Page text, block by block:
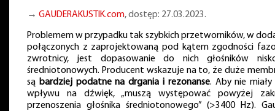
→ GAUDERAKUSTIK.com, dostęp: 27.03.2023.
Problemem w przypadku tak szybkich przetworników, w
połączonych z zaprojektowaną pod kątem zgodności
zwrotnicy, jest dopasowanie do nich głośników
średniotonowych. Producent wskazuje na to, że duże
są bardziej podatne na drgania i rezonanse. Aby nie miały
wpływu na dźwięk, „muszą występować powyżej
przenoszenia głośnika średniotonowego” (>3400 Hz).